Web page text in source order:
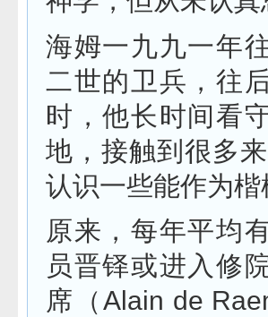
海姆一九九一年
二世的卫兵，往
时，他长时间看
地，接触到很多
认识一些能作为
原来，每年平均
员晋铎或进入修
席（Alain de